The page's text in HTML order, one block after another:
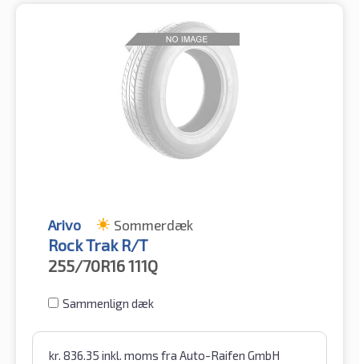
Arivo Sommerdæk
Rock Trak R/T
255/70R16111Q
Sammenlign dæk
kr. 836.35 inkl. moms fra Auto-Raifen GmbH